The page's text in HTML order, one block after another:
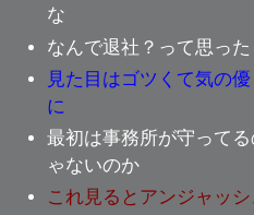
な
なんで退社？って思っ
見た目はゴツくて気の
に
最初は事務所が守って
ゃないのか
これ見るとアンジャッ